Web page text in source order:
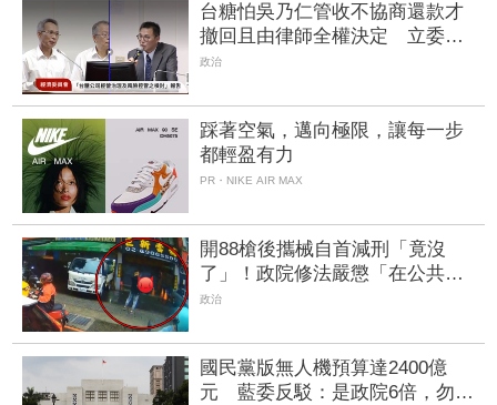
台糖怕吳乃仁管收不協商還款才
撤回且由律師全權決定 立委嘆
太扯「欠台糖錢不還就好」
政治
踩著空氣，邁向極限，讓每一步
都輕盈有力
PR・NIKE AIR MAX
開88槍後攜械自首減刑「竟沒
了」！政院修法嚴懲「在公共場
所開槍」 | FTNN 新聞網
政治
國民黨版無人機預算達2400億
元 藍委反駁：是政院6倍，勿造